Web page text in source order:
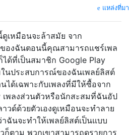
แหล่งที่มา
เหมือนจะล้าสมัย จาก
องฉันตอนนี้คุณสามารถแชร์เพล
ได้ที่เป็นสมาชิก Google Play
ในประสบการณ์ของฉันเพลย์ลิสต์
ได้เฉพาะกับเพลงที่มีให้ซื้อจาก
เพลงส่วนตัวหรือนักสะสมที่ฉันอัป
วด์ด้วยตัวเองดูเหมือนจะทำลาย
ฉันจะทำให้เพลย์ลิสต์เป็นแบบ
ก็ตาม พวกเขาสามารถดูรายการ